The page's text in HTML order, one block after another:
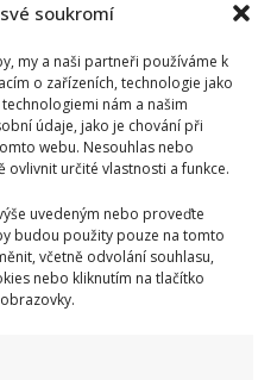
soukromí
my a naši partneři používáme k
o zařízeních, technologie jako
nám a našim
údaje, jako je chování při
webu. Nesouhlas nebo
ovlivnit určité vlastnosti a funkce.
uvedeným nebo proveďte
budou použity pouze na tomto
včetně odvolání souhlasu,
nebo kliknutím na tlačítko